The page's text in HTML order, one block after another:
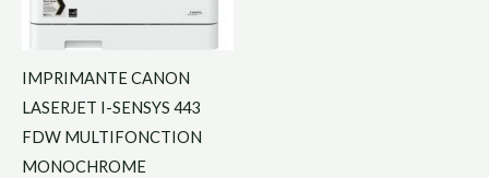
IMPRIMANTE CANON
LASERJET I-SENSYS 443
FDW MULTIFONCTION
MONOCHROME